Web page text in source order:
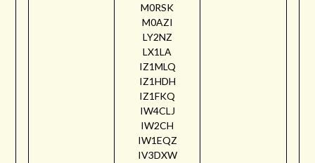
M0RSK
M0AZI
LY2NZ
LX1LA
IZ1MLQ
IZ1HDH
IZ1FKQ
IW4CLJ
IW2CH
IW1EQZ
IV3DXW